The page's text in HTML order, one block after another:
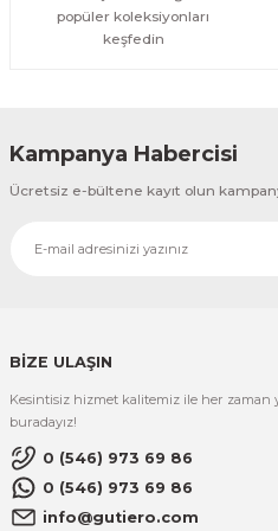
popüler koleksiyonları
keşfedin
Kampanya Habercisi
Ücretsiz e-bültene kayıt olun
BİZE ULAŞIN
Kesintisiz hizmet kalitemiz ile her zaman
buradayız!
0 (546) 973 69 86
0 (546) 973 69 86
info@gutiero.com